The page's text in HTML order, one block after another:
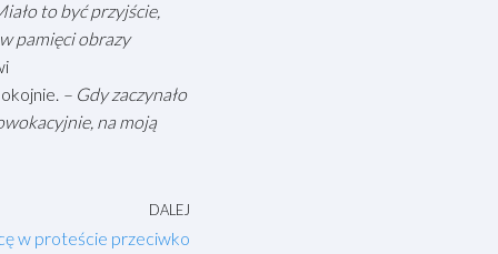
to być przyjście,
pamięci obrazy
– Gdy zaczynało
na moją
DALEJ
w proteście przeciwko